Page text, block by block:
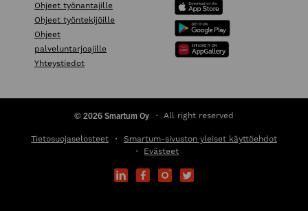
Ohjeet työnantajille
Ohjeet työntekijöille
Ohjeet
palveluntarjoajille
Yhteystiedot
© 2026 Smartum Oy All right reserved
Tietosuojaselosteet
Smartum-sivuston yleiset käyttöehdot
Evästeet